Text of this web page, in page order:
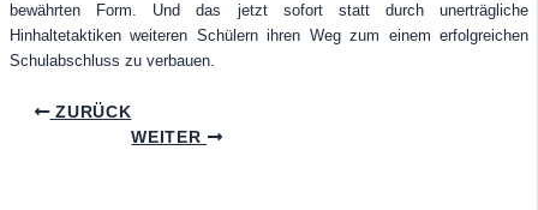
bewährten Form. Und das jetzt sofort statt durch unerträgliche
Hinhaltetaktiken weiteren Schülern ihren Weg zum einem erfolgreichen
Schulabschluss zu verbauen.
ZURÜCK
WEITER